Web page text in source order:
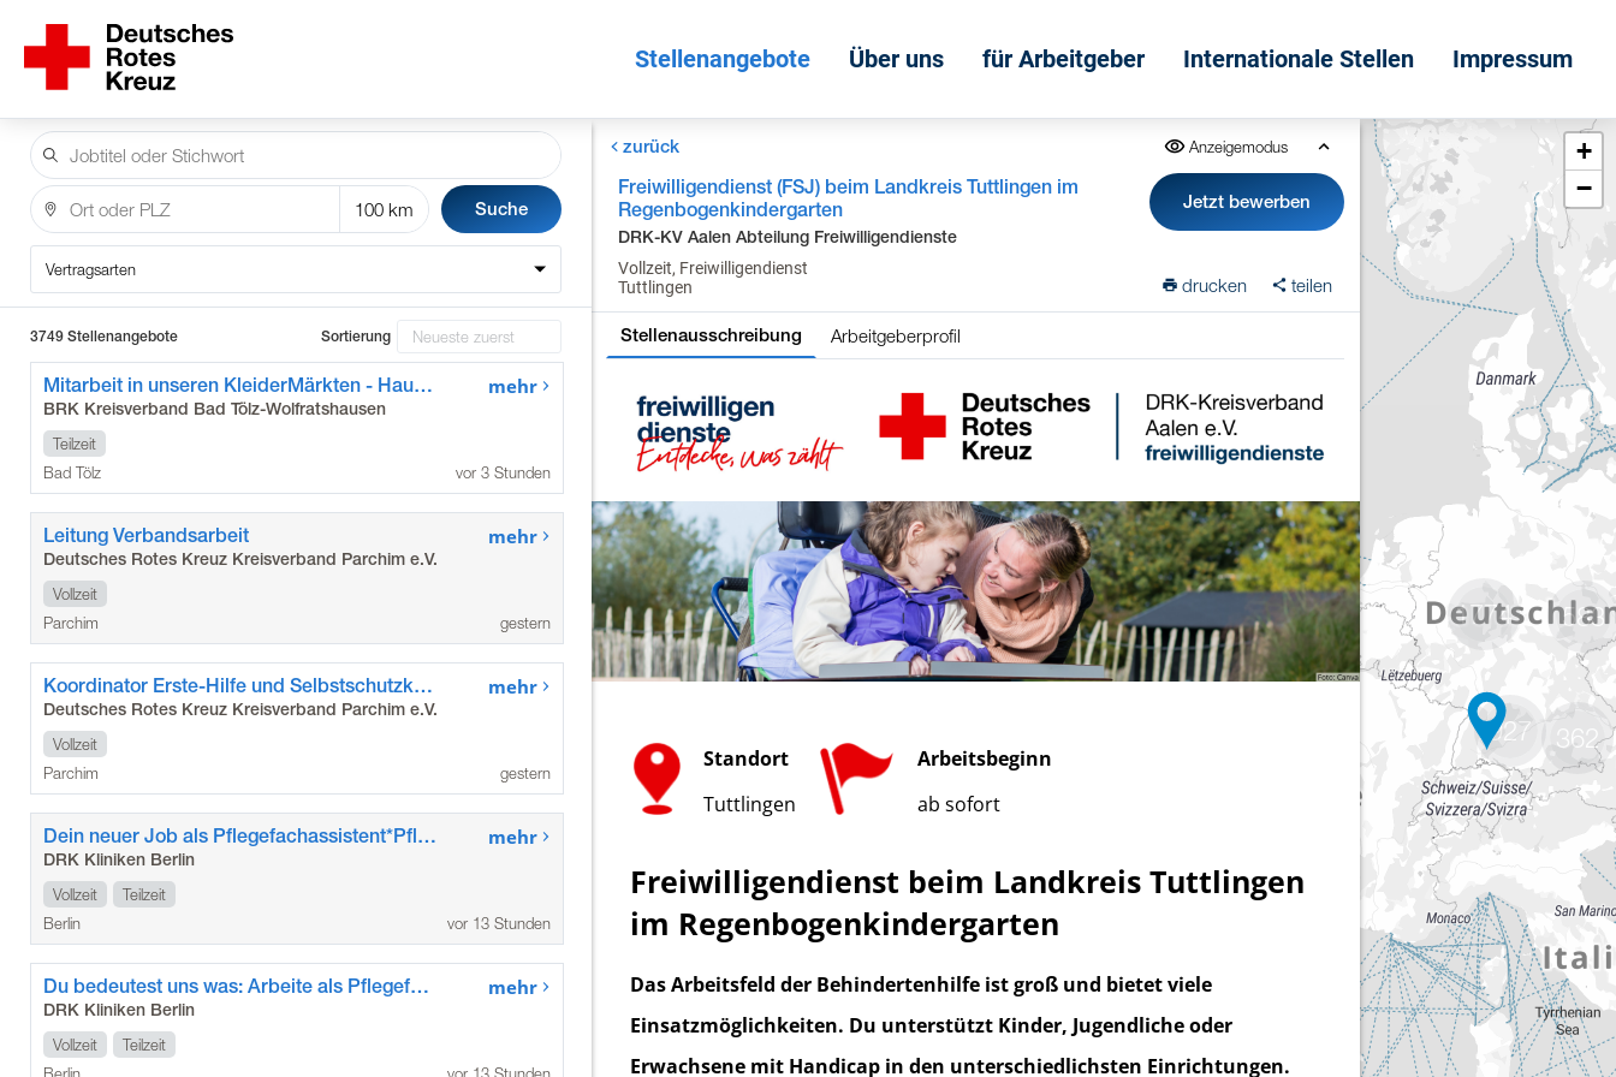
Stellenangebote Über uns für Arbeitgeber Internationale Stellen Impressum
Suche
Vertragsarten
3749 Stellenangebote Sortierung
Mitarbeit in unseren KleiderMärkten - Hauptstandort Bad Tölz (m/w/d)
BRK Kreisverband Bad Tölz-Wolfratshausen
Teilzeit
Bad Tölz
mehr
vor 3 Stunden
Leitung Verbandsarbeit
Deutsches Rotes Kreuz Kreisverband Parchim e.V.
Vollzeit
Parchim
mehr
gestern
Koordinator Erste-Hilfe und Selbstschutzkompetenz
Deutsches Rotes Kreuz Kreisverband Parchim e.V.
Vollzeit
Parchim
mehr
gestern
Dein neuer Job als Pflegefachassistent*Pflegefachassistentin im Kunstkrankenhaus
DRK Kliniken Berlin
Vollzeit
Teilzeit
Berlin
mehr
vor 13 Stunden
Du bedeutest uns was: Arbeite als Pflegefachkraft / Pflegefachfrau*mann in den DRK Kliniken Berlin Köpenick
DRK Kliniken Berlin
Vollzeit
Teilzeit
mehr
zurück Anzeigemodus
Freiwilligendienst (FSJ) beim Landkreis Tuttlingen im
Regenbogenkindergarten
DRK-KV Aalen Abteilung Freiwilligendienste
Vollzeit, Freiwilligendienst
Tuttlingen
Jetzt bewerben
drucken teilen
Stellenausschreibung Arbeitgeberprofil
1774
927
583
362
+
−